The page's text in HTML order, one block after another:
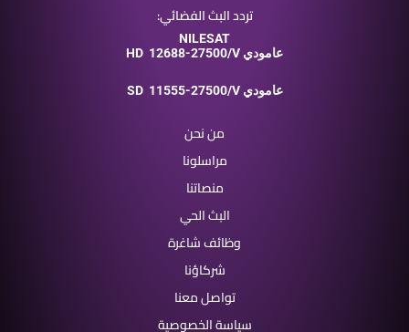
تردد البث الفضائي:
NILESAT
HD
12688-27500/V عامودي
SD 11555-27500/V عامودي
من نحن
مراسلونا
منصاتنا
البث الحي
وظائف شاغرة
شركاؤنا
تواصل معنا
سياسة الخصوصية